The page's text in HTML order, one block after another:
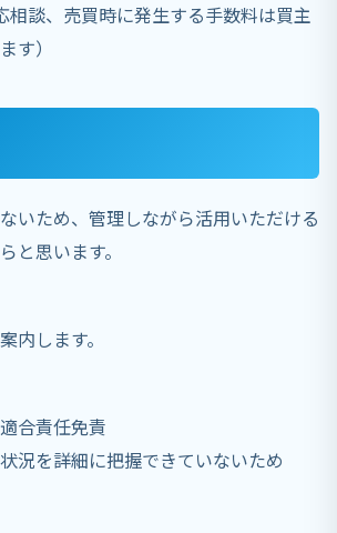
相談、売買時に発生する手数料は買主
す）
いため、管理しながら活用いただける
と思います。
内します。
合責任免責
況を詳細に把握できていないため